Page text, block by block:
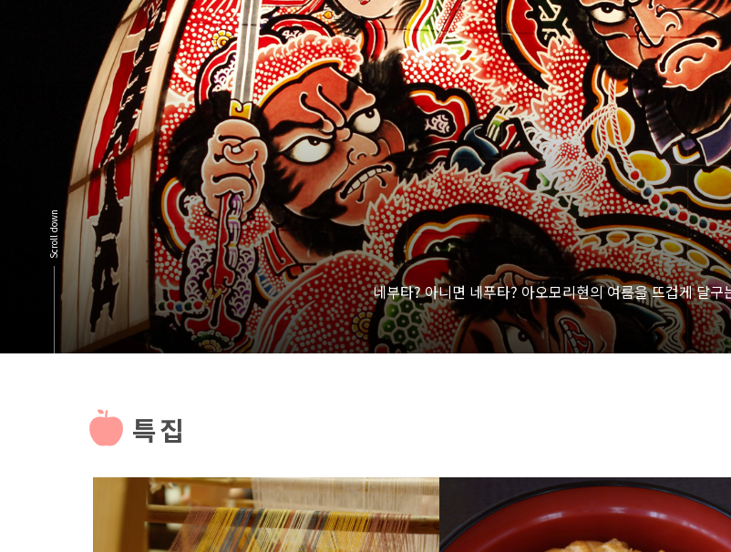
한국어
사진 갤러리
네부타? 아니면 네푸타? 아오모리현의 여름을 뜨겁게 달
Scroll down
특집
more more